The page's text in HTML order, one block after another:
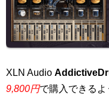
XLN Audio
9,800円で購入できるよ